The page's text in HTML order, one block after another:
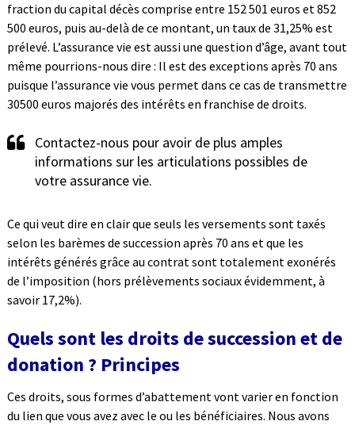
fraction du capital décès comprise entre 152 501 euros et 852
500 euros, puis au-delà de ce montant, un taux de 31,25% est
prélevé. L’assurance vie est aussi une question d’âge, avant tout
même pourrions-nous dire : Il est des exceptions après 70 ans
puisque l’assurance vie vous permet dans ce cas de transmettre
30500 euros majorés des intérêts en franchise de droits.
Contactez-nous pour avoir de plus amples
informations sur les articulations possibles de
votre assurance vie.
Ce qui veut dire en clair que seuls les versements sont taxés
selon les barèmes de succession après 70 ans et que les
intérêts générés grâce au contrat sont totalement exonérés
de l’imposition (hors prélèvements sociaux évidemment, à
savoir 17,2%).
Quels sont les droits de succession et de
donation ? Principes
Ces droits, sous formes d’abattement vont varier en fonction
du lien que vous avez avec le ou les bénéficiaires. Nous avons